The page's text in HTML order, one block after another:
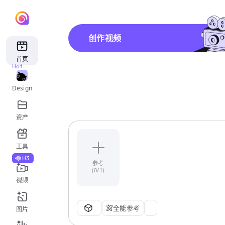
首页
Design
Hot
资产
工具
视频
H3
图片
创作视频
参考
(0/1)
全能参考